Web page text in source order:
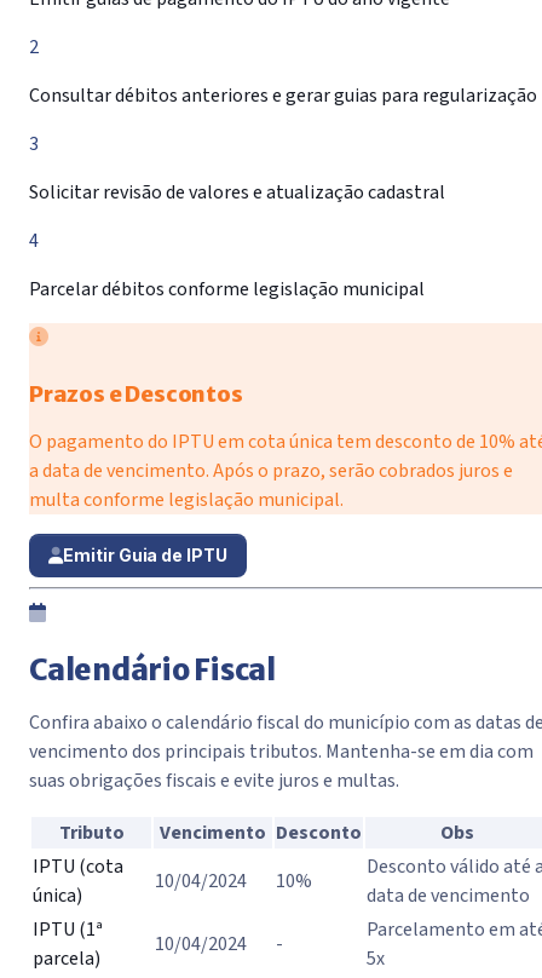
2
Consultar débitos anteriores e gerar guias para regularização
3
Solicitar revisão de valores e atualização cadastral
4
Parcelar débitos conforme legislação municipal
Prazos e Descontos
O pagamento do IPTU em cota única tem desconto de 10%
a data de vencimento. Após o prazo, serão cobrados juros e
multa conforme legislação municipal.
Emitir Guia de IPTU
Calendário Fiscal
Confira abaixo o calendário fiscal do município com as datas
vencimento dos principais tributos. Mantenha-se em dia com
suas obrigações fiscais e evite juros e multas.
Tributo
Vencimento Desconto
Obs
IPTU (cota
única)
10/04/2024 10%
Desconto válido até
data de vencimento
IPTU (1ª
parcela)
10/04/2024 -
Parcelamento em
5x